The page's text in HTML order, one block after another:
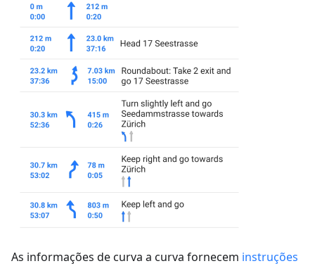
As informações de curva a curva fornecem instruções